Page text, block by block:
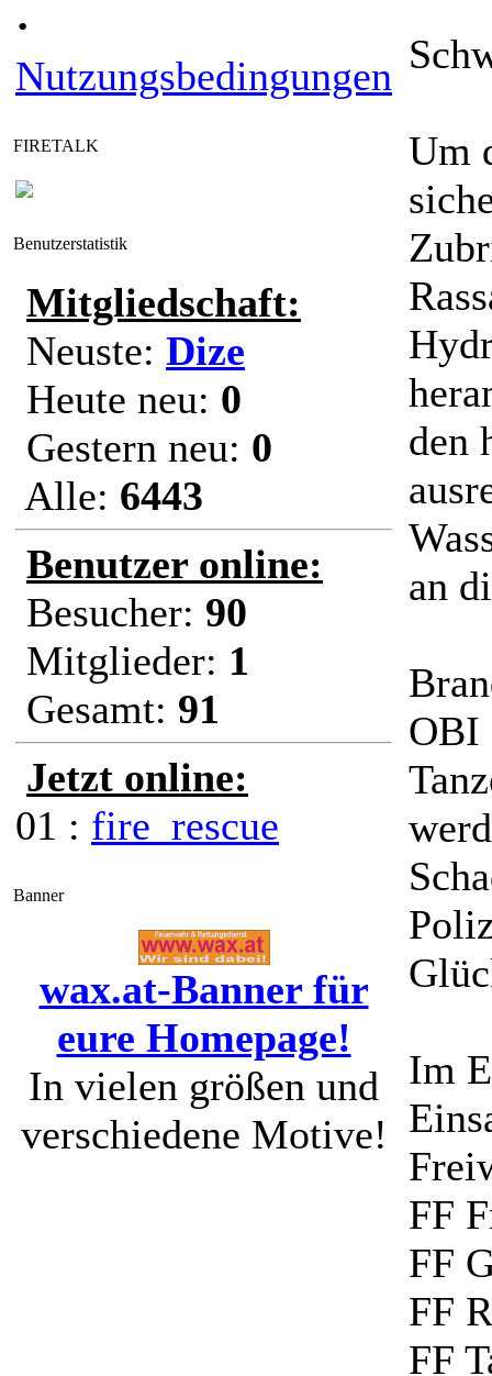
·
Nutzungsbedingungen
FIRETALK
Benutzerstatistik
Mitgliedschaft:
Neuste: Dize
Heute neu: 0
Gestern neu: 0
Alle: 6443
Benutzer online:
Besucher: 90
Mitglieder: 1
Gesamt: 91
Jetzt online:
01 : fire_rescue
Banner
wax.at-Banner für
eure Homepage!
In vielen größen und
verschiedene Motive!
Um
den
an
OBI
Im
FF
FF
FF
FF